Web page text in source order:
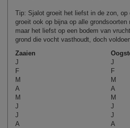
Tip: Sjalot groeit het liefst in de zon, op
groeit ook op bijna op alle grondsoorten
maar het liefst op een bodem van
grond die vocht vasthoudt, doch
Zaaien
J
J
F
F
M
M
A
A
M
M
J
J
J
J
A
A